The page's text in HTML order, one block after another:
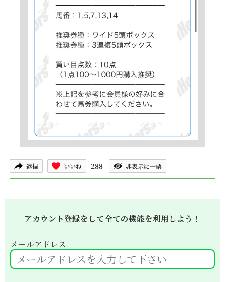
返信 いいね 288 非表示に一票
アカウント登録をして全ての機能を利用しよう！
メールアドレス